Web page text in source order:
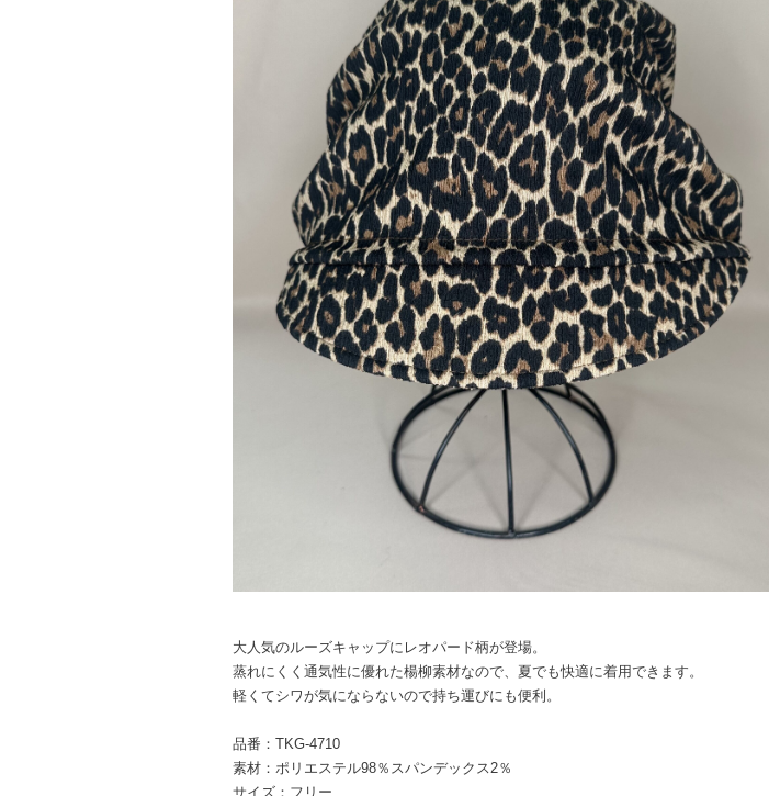
大人気のルーズキャップにレオパード柄が登場。
蒸れにくく通気性に優れた楊柳素材なので、夏でも快適に着用できます。
軽くてシワが気にならないので持ち運びにも便利。
品番：TKG-4710
素材：ポリエステル98％スパンデックス2％
サイズ：フリー